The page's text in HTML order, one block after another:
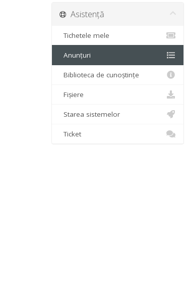
Asistență
Tichetele mele
Anunțuri
Biblioteca de cunoștințe
Fișiere
Starea sistemelor
Ticket